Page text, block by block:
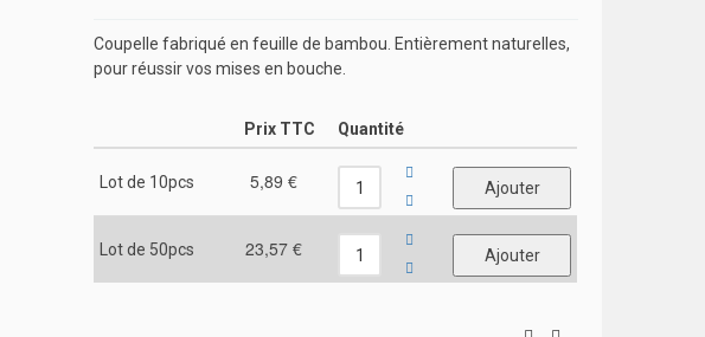
Coupelle fabriqué en feuille de bambou. Entièrement naturelles,
pour réussir vos mises en bouche.
Prix TTC Quantité
Lot de 10pcs 5,89 €
Lot de 50pcs 23,57 €